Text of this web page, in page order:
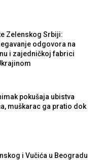
Zelenskog Srbiji:
odgovora na
i zajedničkoj fabrici
pokušaja ubistva
muškarac ga pratio dok
i Vučića u Beogradu